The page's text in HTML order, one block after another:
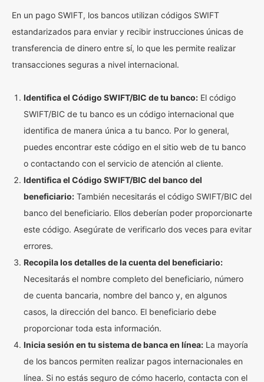
En un pago SWIFT, los bancos utilizan códigos SWIFT
estandarizados para enviar y recibir instrucciones únicas de
transferencia de dinero entre sí, lo que les permite realizar
transacciones seguras a nivel internacional.
Identifica el Código SWIFT/BIC de tu banco: El código
SWIFT/BIC de tu banco es un código internacional que
identifica de manera única a tu banco. Por lo general,
puedes encontrar este código en el sitio web de tu banco
o contactando con el servicio de atención al cliente.
Identifica el Código SWIFT/BIC del banco del
beneficiario: También necesitarás el código SWIFT/BIC del
banco del beneficiario. Ellos deberían poder proporcionarte
este código. Asegúrate de verificarlo dos veces para evitar
errores.
Recopila los detalles de la cuenta del beneficiario:
Necesitarás el nombre completo del beneficiario, número
de cuenta bancaria, nombre del banco y, en algunos
casos, la dirección del banco. El beneficiario debe
proporcionar toda esta información.
Inicia sesión en tu sistema de banca en línea: La mayoría
de los bancos permiten realizar pagos internacionales en
línea. Si no estás seguro de cómo hacerlo, contacta con el